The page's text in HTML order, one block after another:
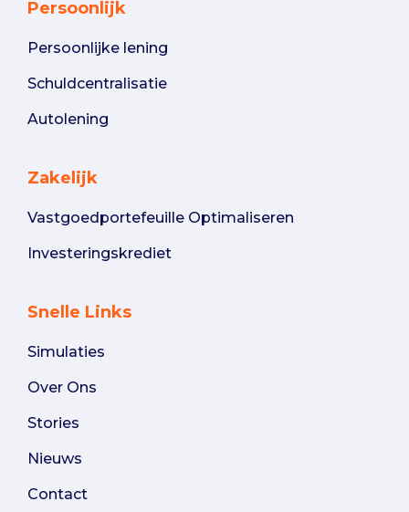
Persoonlijk
Persoonlijke lening
Schuldcentralisatie
Autolening
Zakelijk
Vastgoedportefeuille Optimaliseren
Investeringskrediet
Snelle Links
Simulaties
Over Ons
Stories
Nieuws
Contact